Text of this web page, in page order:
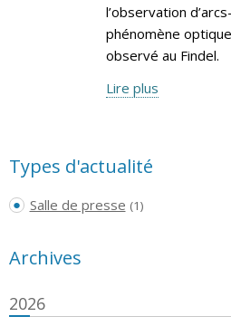
l’observation
phénomène
observé au Findel.
Lire plus
Types d'actualité
Salle de presse (1)
Archives
2026